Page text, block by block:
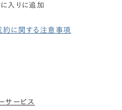
入りに追加
約に関する注意事項
サービス